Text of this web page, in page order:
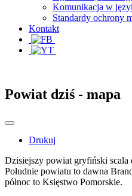
Komunikacja w
Standardy ochrony
Kontakt
Powiat dziś - mapa
Drukuj
Dzisiejszy powiat gryfiński scala
Południe powiatu to dawna
północ to Księstwo Pomorskie.